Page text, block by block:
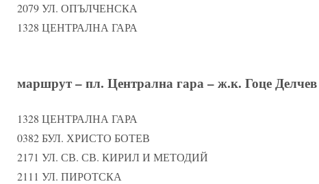
2079 УЛ. ОПЪЛЧЕНСКА
1328 ЦЕНТРАЛНА ГАРА
маршрут – пл. Централна гара – ж.к. Гоце Делчев
1328 ЦЕНТРАЛНА ГАРА
0382 БУЛ. ХРИСТО БОТЕВ
2171 УЛ. СВ. СВ. КИРИЛ И МЕТОДИЙ
2111 УЛ. ПИРОТСКА